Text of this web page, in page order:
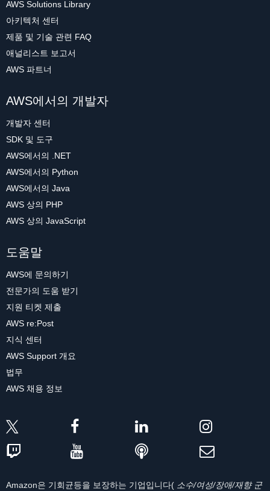
AWS Solutions Library
아키텍처 센터
제품 및 기술 관련 FAQ
애널리스트 보고서
AWS 파트너
AWS에서의 개발자
개발자 센터
SDK 및 도구
AWS에서의 .NET
AWS에서의 Python
AWS에서의 Java
AWS 상의 PHP
AWS 상의 JavaScript
도움말
AWS에 문의하기
전문가의 도움 받기
지원 티켓 제출
AWS re:Post
지식 센터
AWS Support 개요
법무
AWS 채용 정보
Amazon은 기회균등을 보장하는 기업입니다( 소수/여성/장애/재향 군